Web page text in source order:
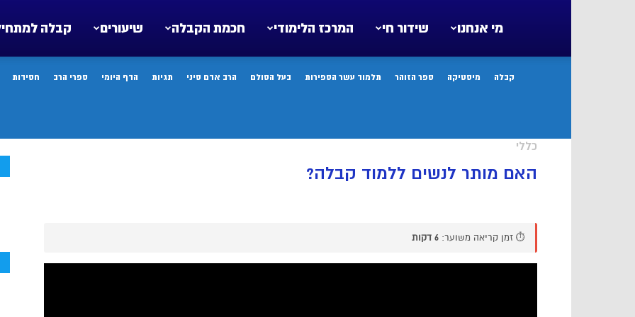
קבלה שיעורים חכמת הקבלה המרכז הלימודי שידור חי מי אנחנו
קבלה מיסטיקה ספר הזוהר תלמוד עשר הספירות בעל הסולם הרב אדם סיני תגיות הדף היומי ספרי הרב חסידות
כללי
האם מותר לנשים ללמוד קבלה?
⏱️ זמן קריאה משוער: 6 דקות